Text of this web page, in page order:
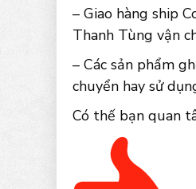
– Giao hàng ship
Thanh Tùng vận
– Các sản phẩm
chuyển hay sử
Có thế bạn quan